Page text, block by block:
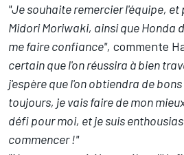
"Je souhaite remercier l'équipe,
Midori Moriwaki, ainsi que Honda
me faire confiance", commente
certain que l'on réussira à bien
j'espère que l'on obtiendra de
toujours, je vais faire de mon
défi pour moi, et je suis
commencer !"